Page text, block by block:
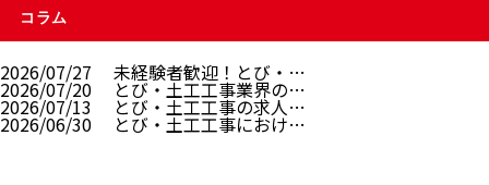
コラム
2026/07/27 未経験者歓迎！とび・…
2026/07/20 とび・土工工事業界の…
2026/07/13 とび・土工工事の求人…
2026/06/30 とび・土工工事におけ…